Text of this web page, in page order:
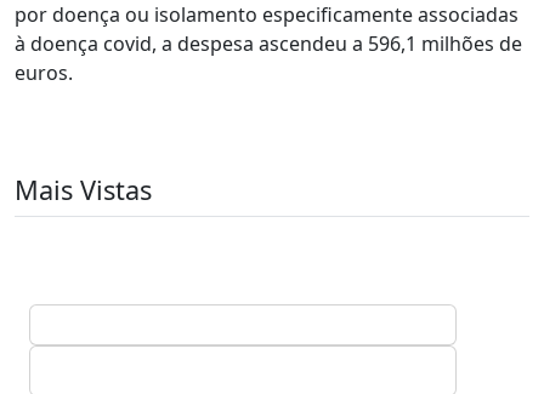
por doença ou isolamento especificamente associadas
à doença covid, a despesa ascendeu a 596,1 milhões de
euros.
Mais Vistas